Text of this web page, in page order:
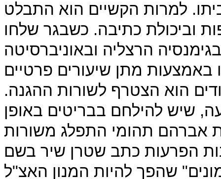
למרות הקשיים הוא התבלט
וביכולת כתיבה. כשבגר שלחו
הרצליה ובאוניברסיטה
באמצעות מתן שיעורים פרטיים
הוא הצטרף לשורות ההגנה.
שיש להילחם בבריטים באופן
אברהם תהומי התפלג משורות
הפרעות כתב שטרן שיר בשם